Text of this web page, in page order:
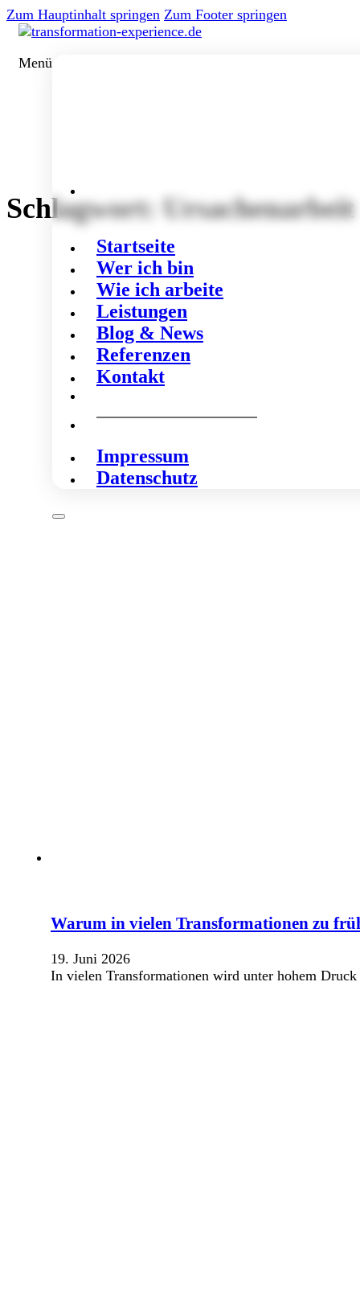
Zum Hauptinhalt springen Zum Footer springen
Menü
Startseite
Wer ich bin
Wie ich arbeite
Leistungen
Blog & News
Referenzen
Kontakt
Impressum
Datenschutz
Schlagwort: Ursachenarbeit
Warum in vielen Transformationen zu
19. Juni 2026
In vielen Transformationen wird unter hohem